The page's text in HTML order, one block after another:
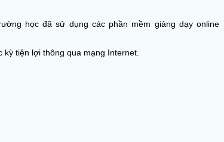
học đã sử dụng các phần mềm giảng dạy online
tiện lợi thông qua mạng Internet.